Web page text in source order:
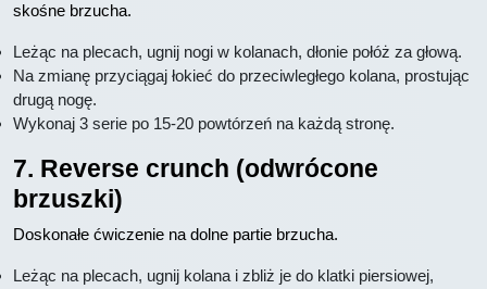
skośne brzucha.
Leżąc na plecach, ugnij nogi w kolanach, dłonie połóż za głową.
Na zmianę przyciągaj łokieć do przeciwległego kolana, prostując
drugą nogę.
Wykonaj 3 serie po 15-20 powtórzeń na każdą stronę.
7. Reverse crunch (odwrócone
brzuszki)
Doskonałe ćwiczenie na dolne partie brzucha.
Leżąc na plecach, ugnij kolana i zbliż je do klatki piersiowej,